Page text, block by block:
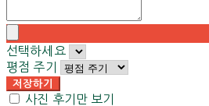
선택하세요
평점 주기
저장하기
사진 후기만 보기